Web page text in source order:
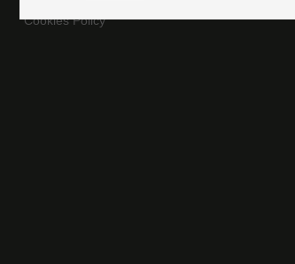
Cookies Policy